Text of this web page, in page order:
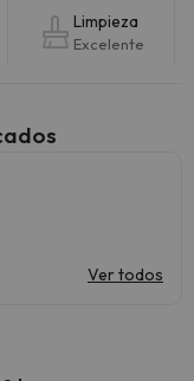
Limpieza
Excelente
Ver todos